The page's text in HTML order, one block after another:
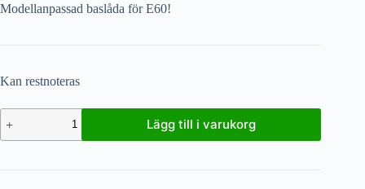
Modellanpassad baslåda för E60!
Kan restnoteras
Lägg till i varukorg